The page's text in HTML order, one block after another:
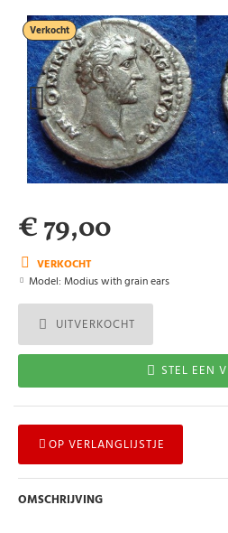
Verkocht
VERKOCHT
Model: Modius with grain ears
€ 79,00
UITVERKOCHT
STEL EEN
OP VERLANGLIJSTJE
OMSCHRIJVING